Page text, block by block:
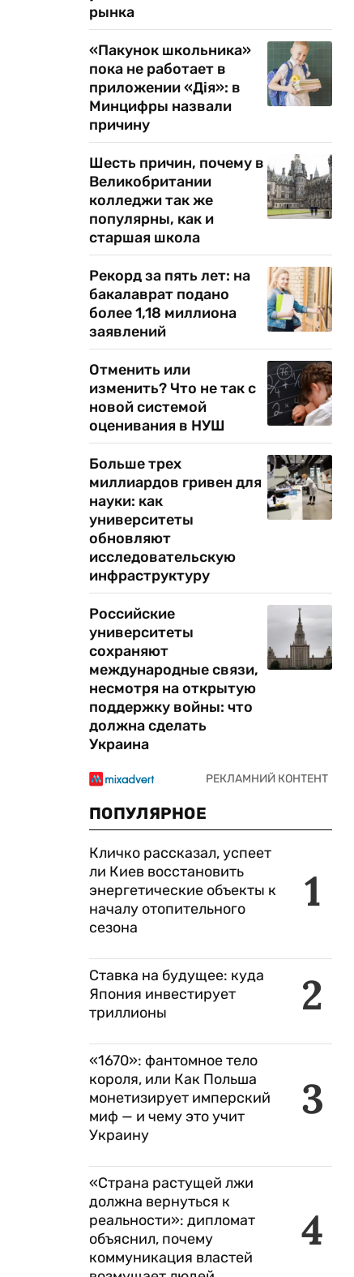
рынка
«Пакунок школьника»
пока не работает в
приложении «Дія»: в
Минцифры назвали
причину
Шесть причин, почему в
Великобритании
колледжи так же
популярны, как и
старшая школа
Рекорд за пять лет: на
бакалаврат подано
более 1,18 миллиона
заявлений
Отменить или
изменить? Что не так с
новой системой
оценивания в НУШ
Больше трех
миллиардов гривен для
науки: как
университеты
обновляют
исследовательскую
инфраструктуру
Российские
университеты
сохраняют
международные связи,
несмотря на открытую
поддержку войны: что
должна сделать
Украина
ПОПУЛЯРНОЕ
1
Кличко рассказал, успеет
ли Киев восстановить
энергетические объекты к
началу отопительного
сезона
2
Ставка на будущее: куда
Япония инвестирует
триллионы
3
«1670»: фантомное тело
короля, или Как Польша
монетизирует имперский
миф — и чему это учит
Украину
4
«Страна растущей лжи
должна вернуться к
реальности»: дипломат
объяснил, почему
коммуникация властей